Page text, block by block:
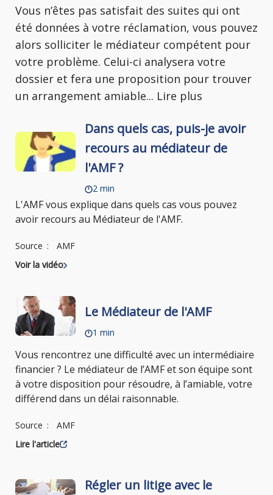
Vous n’êtes pas satisfait des suites qui ont
été données à votre réclamation, vous pouvez
alors solliciter le médiateur compétent pour
votre problème. Celui-ci analysera votre
dossier et fera une proposition pour trouver
un arrangement amiable... Lire plus
Dans quels cas, puis-je avoir
recours au médiateur de
l'AMF ?
2 min
L'AMF vous explique dans quels cas vous pouvez
avoir recours au Médiateur de l'AMF.
Source
AMF
Voir la vidéo
Le Médiateur de l'AMF
1 min
Vous rencontrez une difficulté avec un intermédiaire
financier ? Le médiateur de l’AMF et son équipe sont
à votre disposition pour résoudre, à l’amiable, votre
différend dans un délai raisonnable.
Source
AMF
Lire l'article
Régler un litige avec le